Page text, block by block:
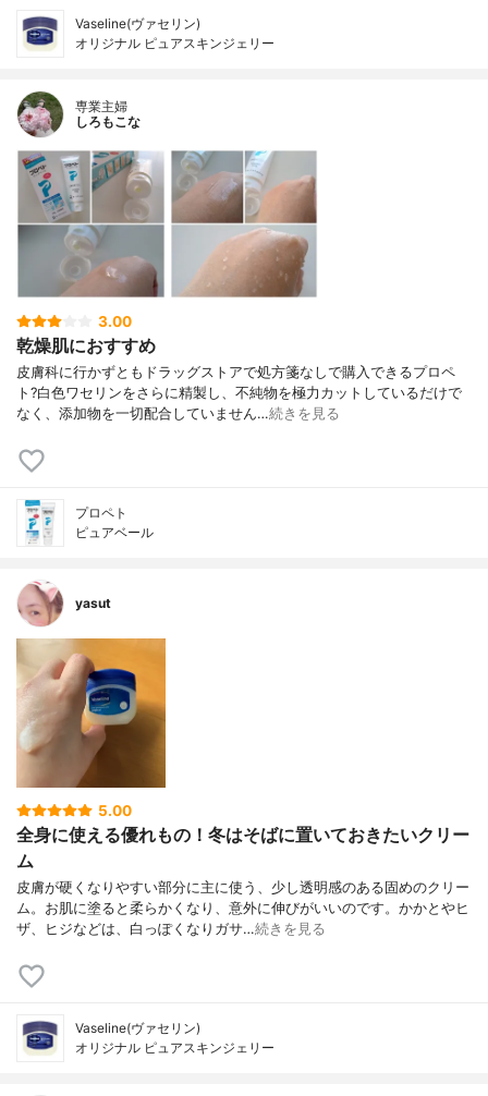
Vaseline(ヴァセリン)
オリジナル ピュアスキンジェリー
専業主婦
しろもこな
3.00
乾燥肌におすすめ
皮膚科に行かずともドラッグストアで処方箋なしで購入できるプロペ
ト?白色ワセリンをさらに精製し、不純物を極力カットしているだけで
なく、添加物を一切配合していません…続きを見る
プロペト
ピュアベール
yasut
5.00
全身に使える優れもの！冬はそばに置いておきたいクリー
ム
皮膚が硬くなりやすい部分に主に使う、少し透明感のある固めのクリー
ム。お肌に塗ると柔らかくなり、意外に伸びがいいのです。かかとやヒ
ザ、ヒジなどは、白っぽくなりガサ…続きを見る
Vaseline(ヴァセリン)
オリジナル ピュアスキンジェリー